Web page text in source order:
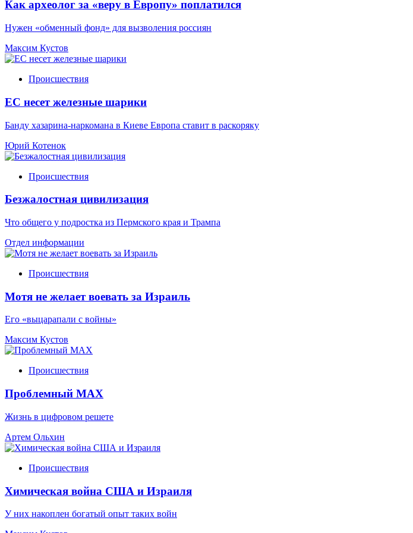
Как археолог за «веру в Европу» поплатился
Нужен «обменный фонд» для вызволения россиян
Максим Кустов
Происшествия
ЕС несет железные шарики
Банду хазарина-наркомана в Киеве Европа ставит в раскоряку
Юрий Котенок
Происшествия
Безжалостная цивилизация
Что общего у подростка из Пермского края и Трампа
Отдел информации
Происшествия
Мотя не желает воевать за Израиль
Его «выцарапали с войны»
Максим Кустов
Происшествия
Проблемный МАХ
Жизнь в цифровом решете
Артем Ольхин
Происшествия
Химическая война США и Израиля
У них накоплен богатый опыт таких войн